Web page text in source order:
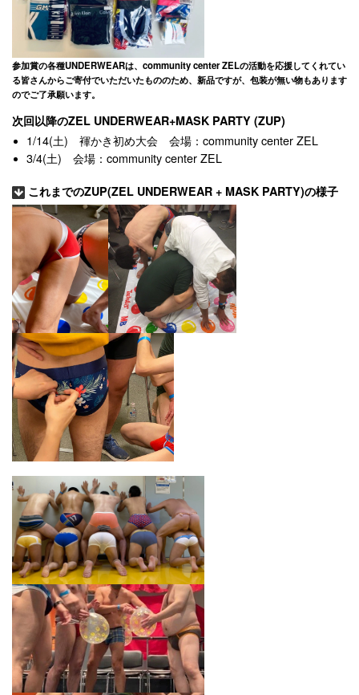
参加賞の各種UNDERWEARは、community center ZELの活動を応援してくれてい
る皆さんからご寄付でいただいたもののため、新品ですが、包装が無い物もあります
のでご了承願います。
次回以降のZEL UNDERWEAR+MASK PARTY (ZUP)
1/14(土) 褌かき初め大会 会場：community center ZEL
3/4(土) 会場：community center ZEL
これまでのZUP(ZEL UNDERWEAR + MASK PARTY)の様子